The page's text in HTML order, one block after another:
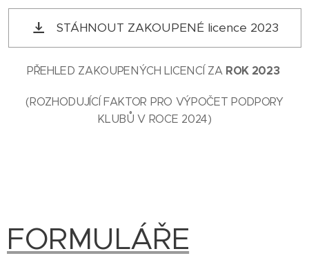
STÁHNOUT ZAKOUPENÉ licence 2023
PŘEHLED ZAKOUPENÝCH LICENCÍ ZA ROK 2023
(ROZHODUJÍCÍ FAKTOR PRO VÝPOČET PODPORY
KLUBŮ V ROCE 2024)
FORMULÁŘE